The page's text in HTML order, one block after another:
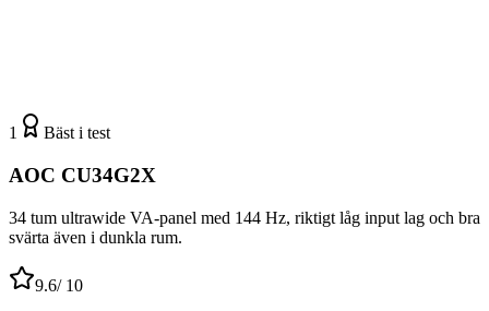
1 Bäst i test
AOC CU34G2X
34 tum ultrawide VA-panel med 144 Hz, riktigt låg input lag och bra
svärta även i dunkla rum.
9.6/ 10